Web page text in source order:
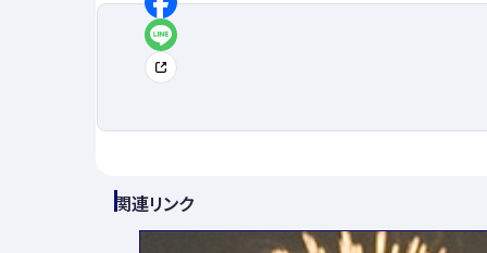
関連リンク